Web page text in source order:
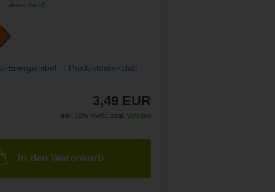
abweichend)
Energielabel Produktdatenblatt
3,49 EUR
inkl. 19% MwSt. zzgl. Versand
In den Warenkorb